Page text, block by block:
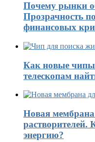
Почему рынки
Прозрачность
финансовых
Как новые чипы
телескопам
Новая мембрана
растворителей.
энергию?